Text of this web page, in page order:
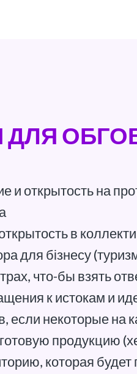
ДЛЯ
и открытость на
в
для бізнесу
что-бы взять
к истокам и
некоторые на
продукцию
которая